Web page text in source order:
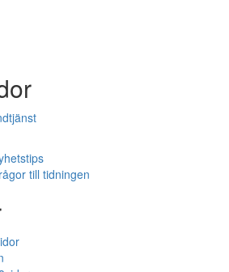
till tidningen